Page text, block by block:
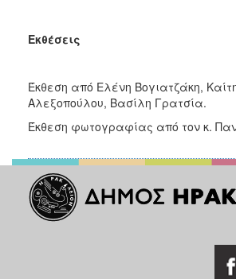
Εκθέσεις
Έκθεση από Ελένη Βογιατζάκη,
Αλεξοπούλου, Βασίλη Γρατσία.
Έκθεση φωτογραφίας από τον κ.